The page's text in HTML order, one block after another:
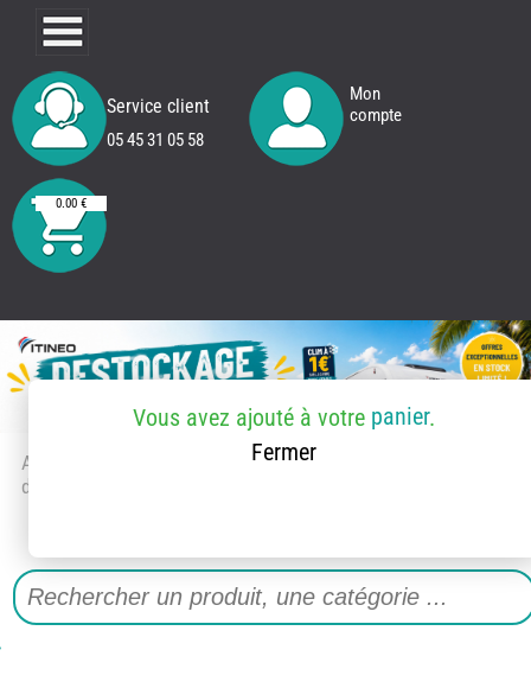
Service client
05 45 31 05 58
Mon
compte
0.00 €
Accueil
> Accessoires et pièces
détachées
Vous avez ajouté à votre panier.
Fermer